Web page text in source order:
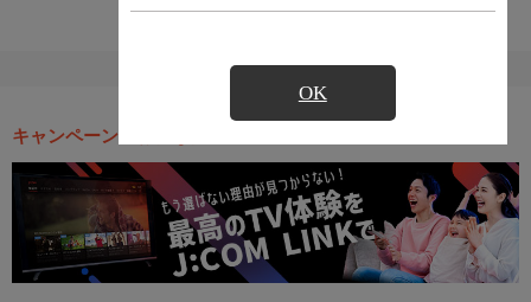
OK
キャンペーン・お得な情報